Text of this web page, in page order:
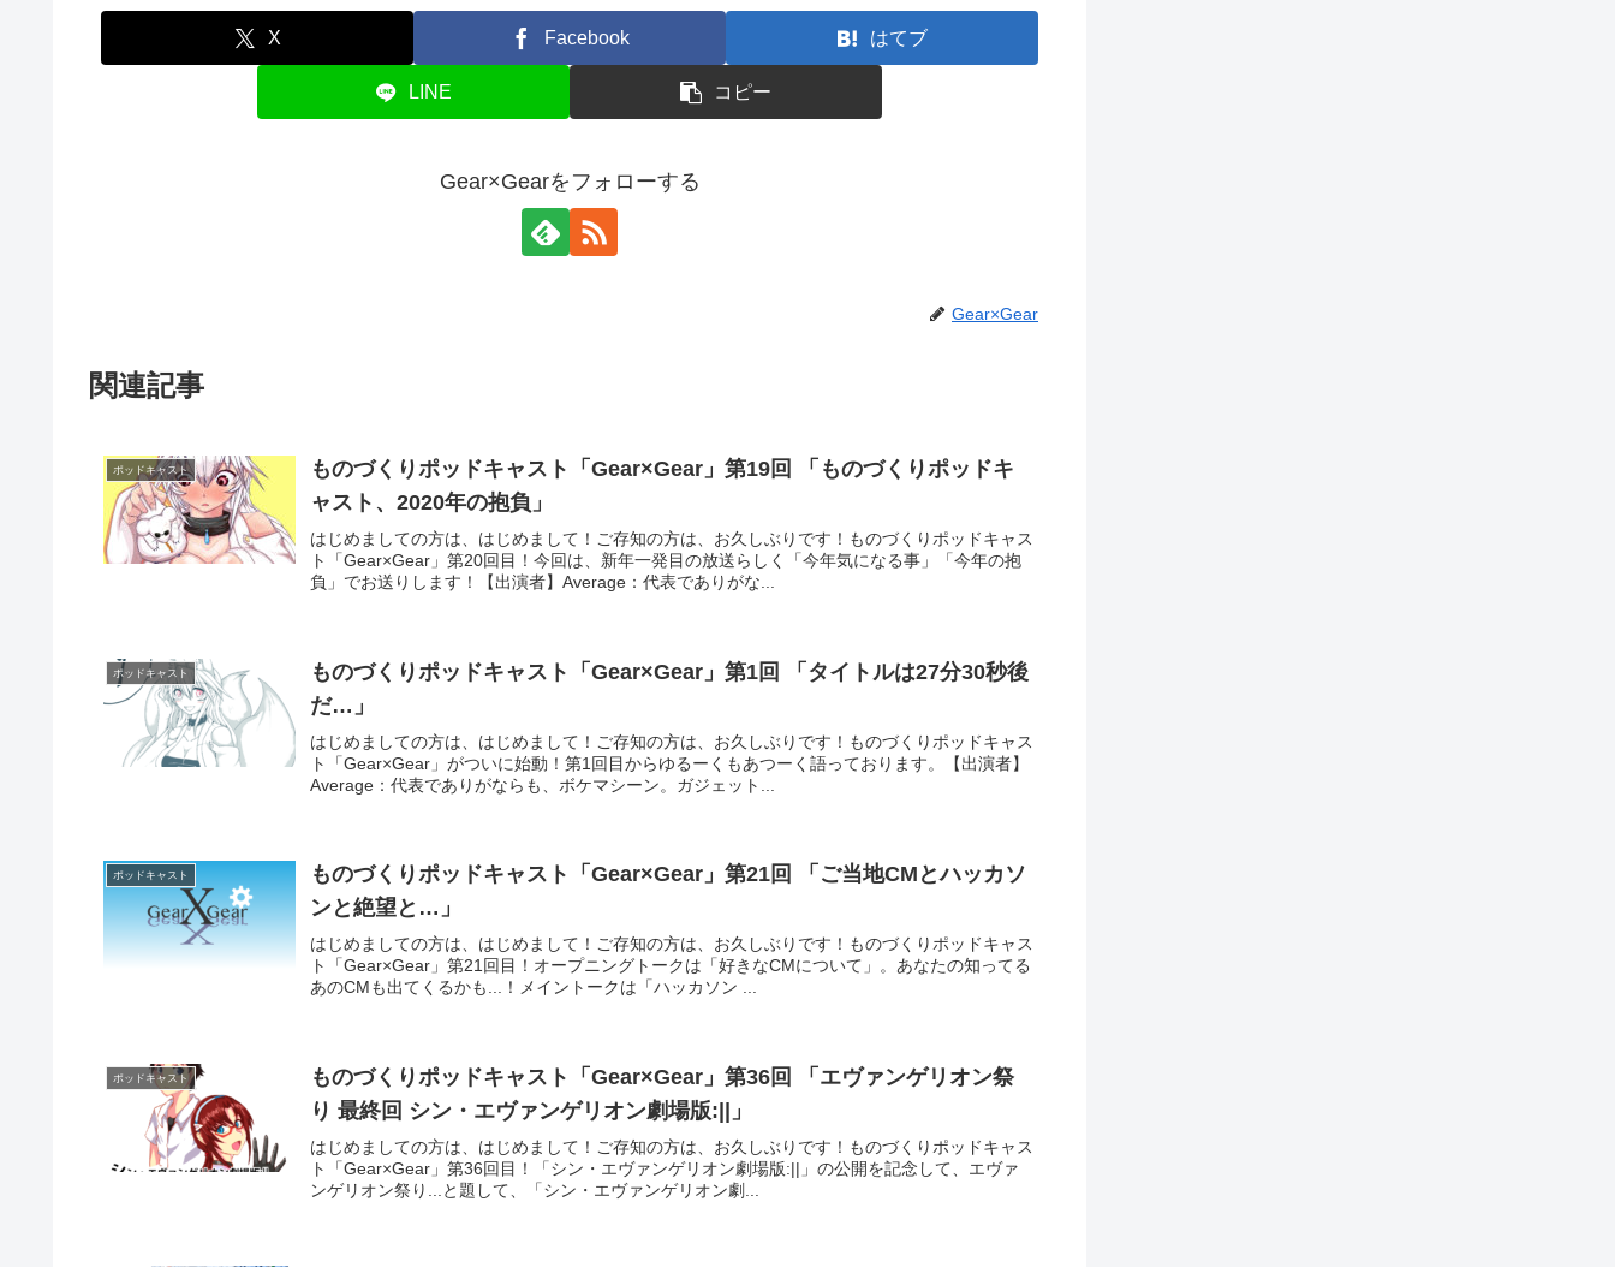
い。
X Facebook はてブ
LINE コピー
Gear×Gearをフォローする
Gear×Gear
関連記事
ポッドキャスト
ものづくりポッドキャスト「Gear×Gear」第19回 「ものづくりポッドキ
ャスト、2020年の抱負」
はじめましての方は、はじめまして！ご存知の方は、お久しぶりです！ものづくりポッドキャス
ト「Gear×Gear」第20回目！今回は、新年一発目の放送らしく「今年気になる事」「今年の抱
負」でお送りします！【出演者】Average：代表でありがな...
ポッドキャスト
ものづくりポッドキャスト「Gear×Gear」第1回 「タイトルは27分30秒後
だ…」
はじめましての方は、はじめまして！ご存知の方は、お久しぶりです！ものづくりポッドキャス
ト「Gear×Gear」がついに始動！第1回目からゆるーくもあつーく語っております。【出演者】
Average：代表でありがならも、ボケマシーン。ガジェット...
ポッドキャスト
ものづくりポッドキャスト「Gear×Gear」第21回 「ご当地CMとハッカソ
ンと絶望と…」
はじめましての方は、はじめまして！ご存知の方は、お久しぶりです！ものづくりポッドキャス
ト「Gear×Gear」第21回目！オープニングトークは「好きなCMについて」。あなたの知ってる
あのCMも出てくるかも...！メイントークは「ハッカソン ...
ポッドキャスト
ものづくりポッドキャスト「Gear×Gear」第36回 「エヴァンゲリオン祭
り 最終回 シン・エヴァンゲリオン劇場版:||」
はじめましての方は、はじめまして！ご存知の方は、お久しぶりです！ものづくりポッドキャス
ト「Gear×Gear」第36回目！「シン・エヴァンゲリオン劇場版:||」の公開を記念して、エヴァ
ンゲリオン祭り...と題して、「シン・エヴァンゲリオン劇...